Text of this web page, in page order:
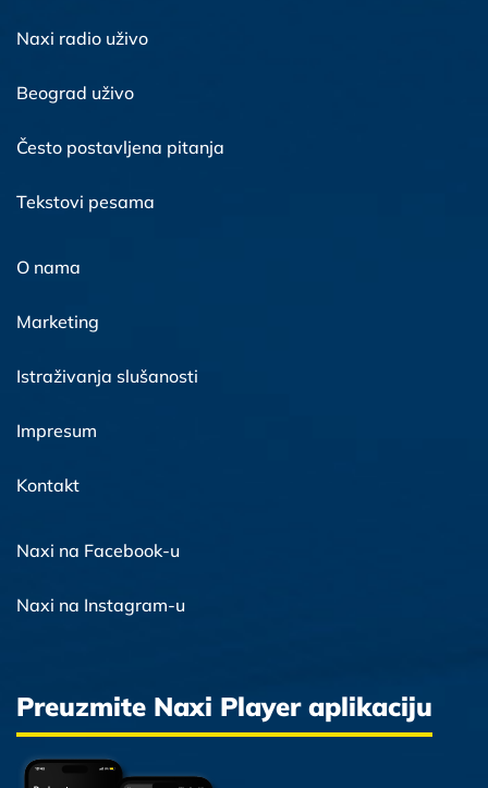
Naxi radio uživo
Beograd uživo
Često postavljena pitanja
Tekstovi pesama
O nama
Marketing
Istraživanja slušanosti
Impresum
Kontakt
Naxi na Facebook-u
Naxi na Instagram-u
Preuzmite Naxi Player aplikaciju